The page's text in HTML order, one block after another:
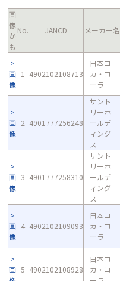
画
像
か
も
No. JANCD メーカー名
画
像
1 4902102108713
日本コ
カ・コ
ーラ
画
像
2 4901777256248
サント
リーホ
ールデ
ィング
ス
画
像
3 4901777258310
サント
リーホ
ールデ
ィング
ス
画
像
4 4902102109093
日本コ
カ・コ
ーラ
画 5 4902102108928
日本コ
カ・コ